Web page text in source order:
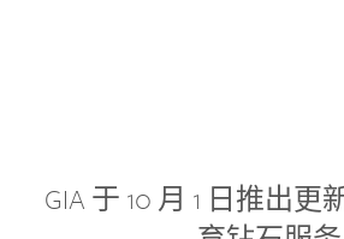
GIA 于 10 月 1 日推出